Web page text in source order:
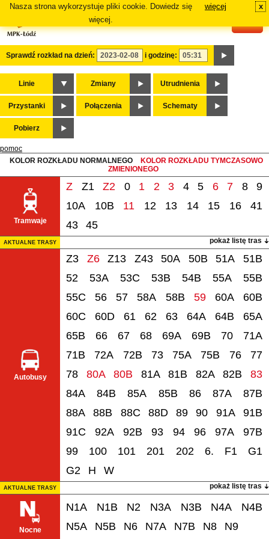
Nasza strona wykorzystuje pliki cookie. Dowiedz się
więcej.
więcej x
Sprawdź rozkład na dzień: i godzinę:
Linie Zmiany Utrudnienia
Przystanki Połączenia Schematy
Pobierz
pomoc
KOLOR ROZKŁADU NORMALNEGO
KOLOR ROZKŁADU TYMCZASOWO
ZMIENIONEGO
Tramwaje
Z Z1 Z2 0 1 2 3 4 5 6 7 8
9
10A
10B 11 12 13 14 15 16
41
43
45
pokaż listę tras
AKTUALNE TRASY
Autobusy
Z3 Z6 Z13 Z43 50A 50B 51A
51B
52
53A 53C 53B 54B 55A
55B
55C
56 57 58A 58B 59 60A
60B
60C
60D 61 62 63 64A 64B
65A
65B
66 67 68 69A 69B 70
71A
71B
72A 72B 73 75A 75B 76
77
78
80A 80B 81A 81B 82A 82B
83
84A
84B 85A 85B 86 87A
87B
88A
88B 88C 88D 89 90 91A
91B
91C
92A 92B 93 94 96 97A
97B
99
100 101 201 202 6. F1
G1
G2
H W
pokaż listę tras
AKTUALNE TRASY
Nocne
N1A N1B N2 N3A N3B N4A
N4B
N5A
N5B N6 N7A N7B N8 N9